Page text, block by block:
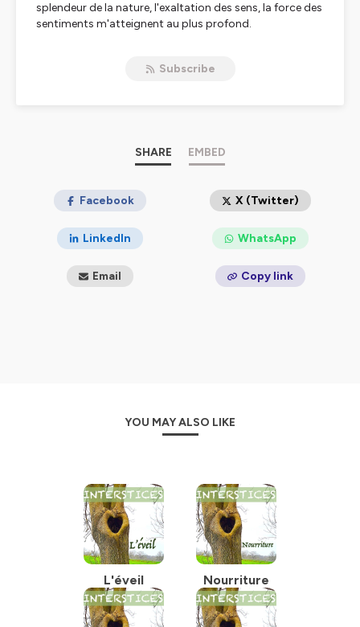
splendeur de la nature, l'exaltation des sens, la force des
sentiments m'atteignent au plus profond.
Il trouve en résonance la parure enseignante de ces
Reymond.
Hébergé par Ausha. Visitez
ausha.co/politique-de-
confidentialitepour plus d'informations.
Subscribe
SHARE EMBED
Facebook X (Twitter)
LinkedIn WhatsApp
Email Copy link
YOU MAY ALSO LIKE
L'éveil Nourriture